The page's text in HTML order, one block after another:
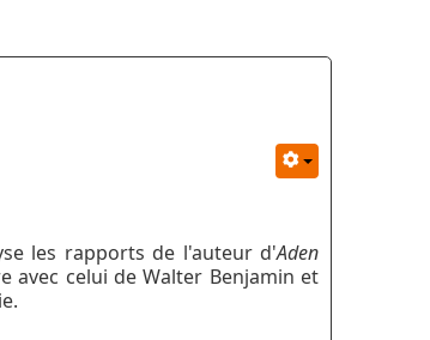
les rapports de l'auteur d'Aden
celui de Walter Benjamin et